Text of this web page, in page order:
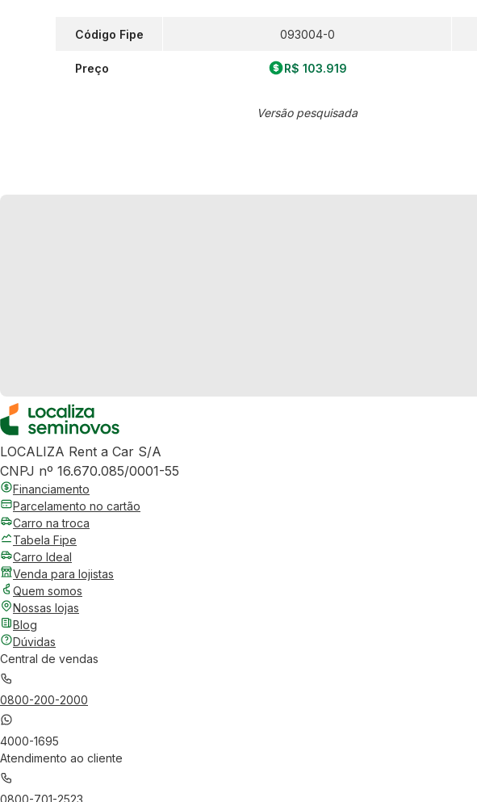
Código Fipe
Preço
093004-0
R$ 103.919
Versão pesquisada
LOCALIZA Rent a Car S/A
CNPJ nº 16.670.085/0001-55
Financiamento
Parcelamento no cartão
Carro na troca
Tabela Fipe
Carro Ideal
Venda para lojistas
Quem somos
Nossas lojas
Blog
Dúvidas
Central de vendas
0800-200-2000
4000-1695
Atendimento ao cliente
0800-701-2523